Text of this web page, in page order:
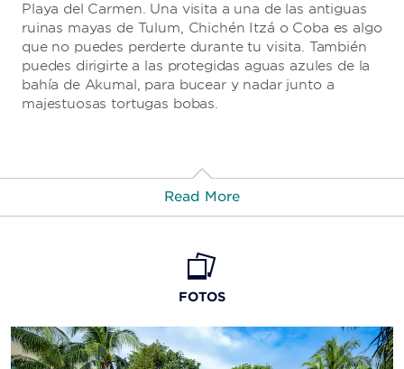
Necui Spa
Playa del Carmen. Una visita a una de las antiguas
ruinas mayas de Tulum, Chichén Itzá o Coba es algo
que no puedes perderte durante tu visita. También
puedes dirigirte a las protegidas aguas azules de la
bahía de Akumal, para bucear y nadar junto a
majestuosas tortugas bobas.
Read More
Points of Interest
Akumal
Xaman Ha Aviary
Chichén Itzá
FOTOS